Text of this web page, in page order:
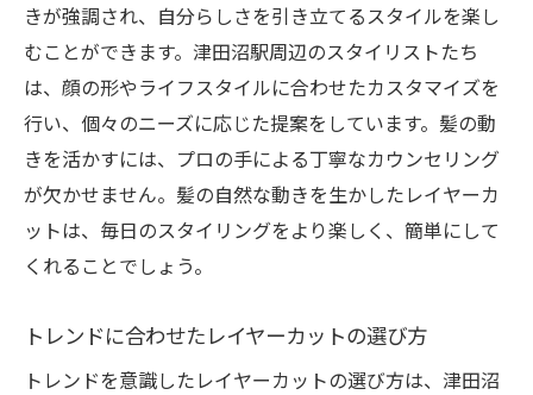
きが強調され、自分らしさを引き立てるスタイルを楽し
むことができます。津田沼駅周辺のスタイリストたち
は、顔の形やライフスタイルに合わせたカスタマイズを
行い、個々のニーズに応じた提案をしています。髪の動
きを活かすには、プロの手による丁寧なカウンセリング
が欠かせません。髪の自然な動きを生かしたレイヤーカ
ットは、毎日のスタイリングをより楽しく、簡単にして
くれることでしょう。
トレンドに合わせたレイヤーカットの選び方
トレンドを意識したレイヤーカットの選び方は、津田沼